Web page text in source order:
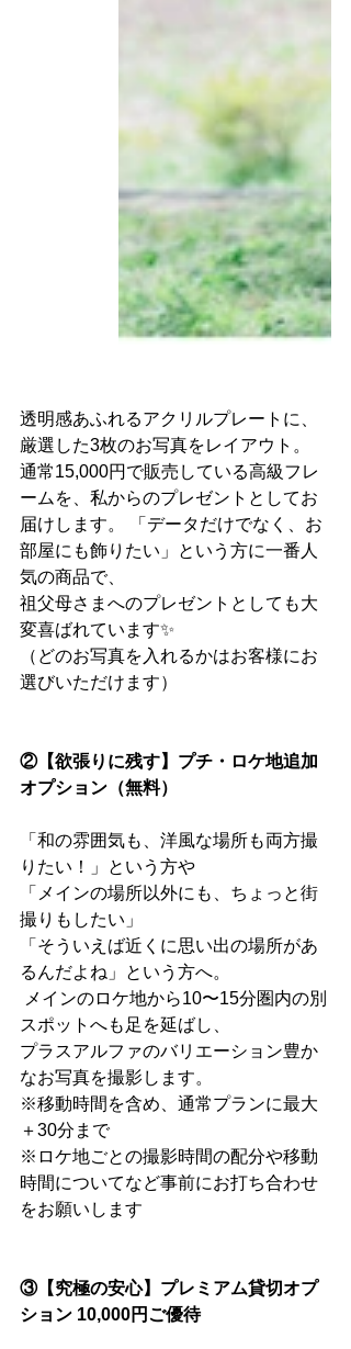
透明感あふれるアクリルプレートに、
厳選した3枚のお写真をレイアウト。
通常15,000円で販売している高級フレ
ームを、私からのプレゼントとしてお
届けします。 「データだけでなく、お
部屋にも飾りたい」という方に一番人
気の商品で、
祖父母さまへのプレゼントとしても大
変喜ばれています✨
（どのお写真を入れるかはお客様にお
選びいただけます）
②【欲張りに残す】プチ・ロケ地追加
オプション（無料）
「和の雰囲気も、洋風な場所も両方撮
りたい！」という方や
「メインの場所以外にも、ちょっと街
撮りもしたい」
「そういえば近くに思い出の場所があ
るんだよね」という方へ。
スポットへも足を延ばし、
プラスアルファのバリエーション豊か
なお写真を撮影します。
※移動時間を含め、通常プランに最大
＋30分まで
※ロケ地ごとの撮影時間の配分や移動
時間についてなど事前にお打ち合わせ
をお願いします
③【究極の安心】プレミアム貸切オプ
ション 10,000円ご優待